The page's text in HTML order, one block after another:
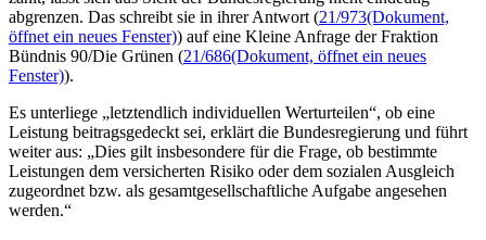
abgrenzen. Das schreibt sie in ihrer Antwort (21/973(Dokument,
öffnet ein neues Fenster)) auf eine Kleine Anfrage der Fraktion
Bündnis 90/Die Grünen (21/686(Dokument, öffnet ein neues
Fenster)).
Es unterliege „letztendlich individuellen Werturteilen“, ob eine
Leistung beitragsgedeckt sei, erklärt die Bundesregierung und führt
weiter aus: „Dies gilt insbesondere für die Frage, ob bestimmte
Leistungen dem versicherten Risiko oder dem sozialen Ausgleich
zugeordnet bzw. als gesamtgesellschaftliche Aufgabe angesehen
werden.“